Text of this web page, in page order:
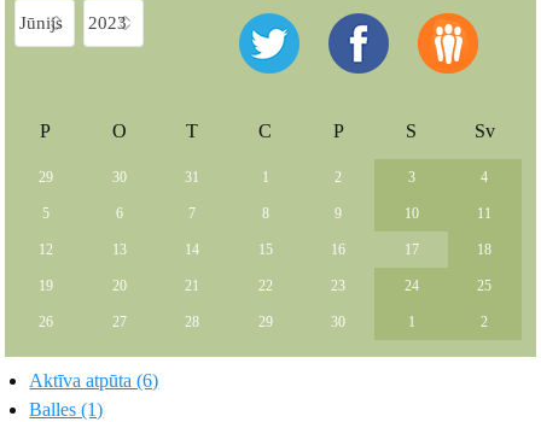
P O T C P S Sv
29 30 31 1 2 3 4
5 6 7 8 9 10 11
12 13 14 15 16 17 18
19 20 21 22 23 24 25
26 27 28 29 30 1 2
Aktīva atpūta (6)
Balles (1)